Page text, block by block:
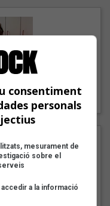
consentiment
personals
mesurament de
sobre el
a la informació